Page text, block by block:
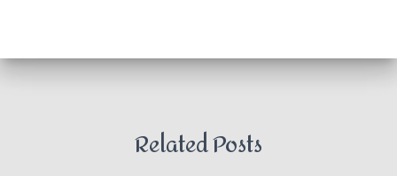
Related Posts